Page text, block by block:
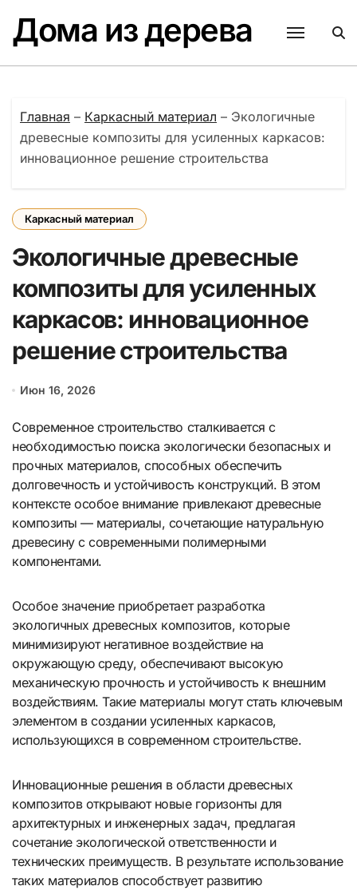
содержанию
Дома из дерева
Главная – Каркасный материал – Экологичные
древесные композиты для усиленных каркасов:
инновационное решение строительства
Каркасный материал
Экологичные древесные
композиты для усиленных
каркасов: инновационное
решение строительства
Июн 16, 2026
Современное строительство сталкивается с
необходимостью поиска экологически безопасных и
прочных материалов, способных обеспечить
долговечность и устойчивость конструкций. В этом
контексте особое внимание привлекают древесные
композиты — материалы, сочетающие натуральную
древесину с современными полимерными
компонентами.
Особое значение приобретает разработка
экологичных древесных композитов, которые
минимизируют негативное воздействие на
окружающую среду, обеспечивают высокую
механическую прочность и устойчивость к внешним
воздействиям. Такие материалы могут стать ключевым
элементом в создании усиленных каркасов,
использующихся в современном строительстве.
Инновационные решения в области древесных
композитов открывают новые горизонты для
архитектурных и инженерных задач, предлагая
сочетание экологической ответственности и
технических преимуществ. В результате использование
таких материалов способствует развитию